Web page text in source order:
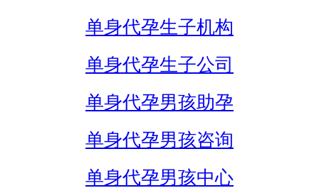
单身代孕生子机构
单身代孕生子公司
单身代孕男孩助孕
单身代孕男孩咨询
单身代孕男孩中心